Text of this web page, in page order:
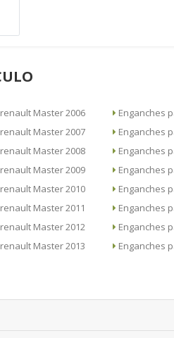
Enganches para renault Master 2006
Enganches para renault Master 2007
Enganches para renault Master 2008
Enganches para renault Master 2009
Enganches para renault Master 2010
Enganches para renault Master 2011
Enganches para renault Master 2012
Enganches para renault Master 2013